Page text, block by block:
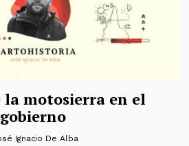
la motosierra en el
gobierno
Ignacio De Alba